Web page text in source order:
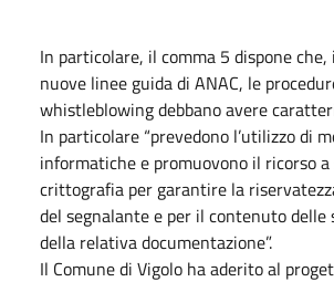
In particolare, il comma 5 dispone che,
nuove linee guida di ANAC, le
whistleblowing debbano avere
In particolare “prevedono l’utilizzo di
informatiche e promuovono il ricorso
crittografia per garantire la
del segnalante e per il contenuto delle
della relativa documentazione”.
Il Comune di Vigolo ha aderito al